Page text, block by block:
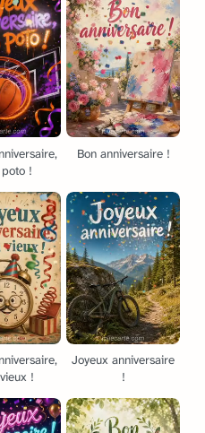
!
Bon anniversaire !
!
Joyeux anniversaire
!